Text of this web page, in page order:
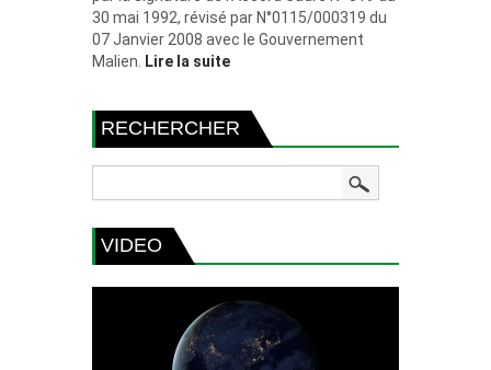
30 mai 1992, révisé par N°0115/000319 du
07 Janvier 2008 avec le Gouvernement
Malien. Lire la suite
RECHERCHER
VIDEO